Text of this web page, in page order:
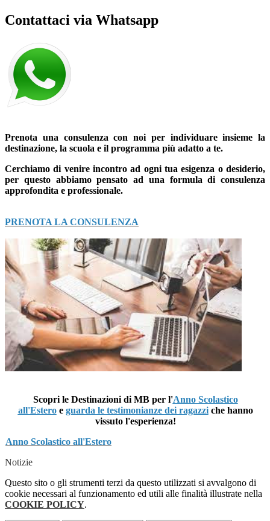
Contattaci via Whatsapp
Prenota una consulenza con noi per individuare insieme la
destinazione, la scuola e il programma più adatto a te.
Cerchiamo di venire incontro ad ogni tua esigenza o desiderio,
per questo abbiamo pensato ad una formula di consulenza
approfondita e professionale.
PRENOTA LA CONSULENZA
Scopri le Destinazioni di MB per l'Anno Scolastico
all'Estero e guarda le testimonianze dei ragazziche hanno
vissuto l'esperienza!
Anno Scolastico all'Estero
Notizie
Questo sito o gli strumenti terzi da questo utilizzati si avvalgono di
cookie necessari al funzionamento ed utili alle finalità illustrate nella
COOKIE POLICY.